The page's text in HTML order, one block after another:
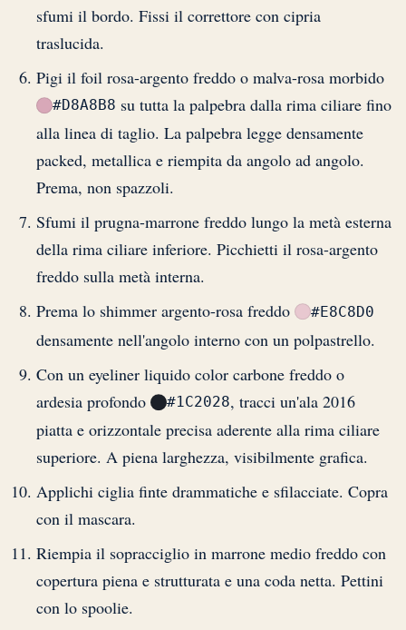
sfumi il bordo. Fissi il correttore con cipria
traslucida.
Pigi il foil rosa-argento freddo o malva-rosa morbido
#D8A8B8 su tutta la palpebra dalla rima ciliare fino
alla linea di taglio. La palpebra legge densamente
packed, metallica e riempita da angolo ad angolo.
Prema, non spazzoli.
Sfumi il prugna-marrone freddo lungo la metà esterna
della rima ciliare inferiore. Picchietti il rosa-argento
freddo sulla metà interna.
Prema lo shimmer argento-rosa freddo
#E8C8D0
densamente nell'angolo interno con un polpastrello.
Con un eyeliner liquido color carbone freddo o
ardesia profondo
#1C2028, tracci un'ala 2016
piatta e orizzontale precisa aderente alla rima ciliare
superiore. A piena larghezza, visibilmente grafica.
Applichi ciglia finte drammatiche e sfilacciate. Copra
con il mascara.
Riempia il sopracciglio in marrone medio freddo con
copertura piena e strutturata e una coda netta. Pettini
con lo spoolie.